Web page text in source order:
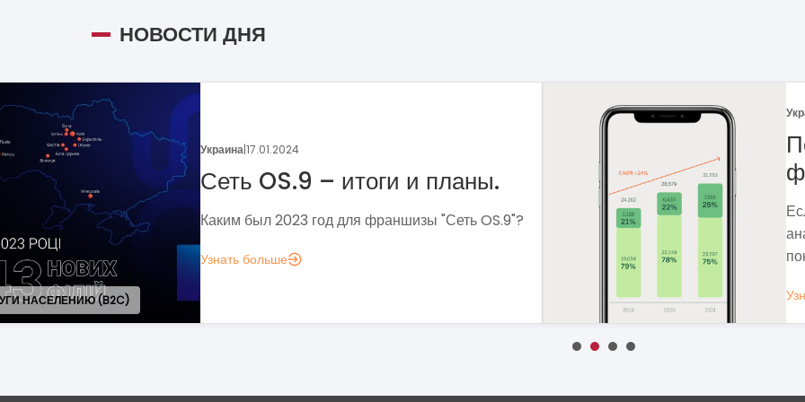
НОВОСТИ ДНЯ
Украина
Поговорим о динамике рынка
франчайзинга?
Если задумались над вопросом «А для чего мне
аналитика?», вот несколько метрик, которые помогут
понять, зачем вам это нужно.
ОБЩЕСТВЕННОЕ ПИТАНИЕ